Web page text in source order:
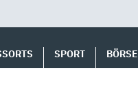
SPORT BÖRSE